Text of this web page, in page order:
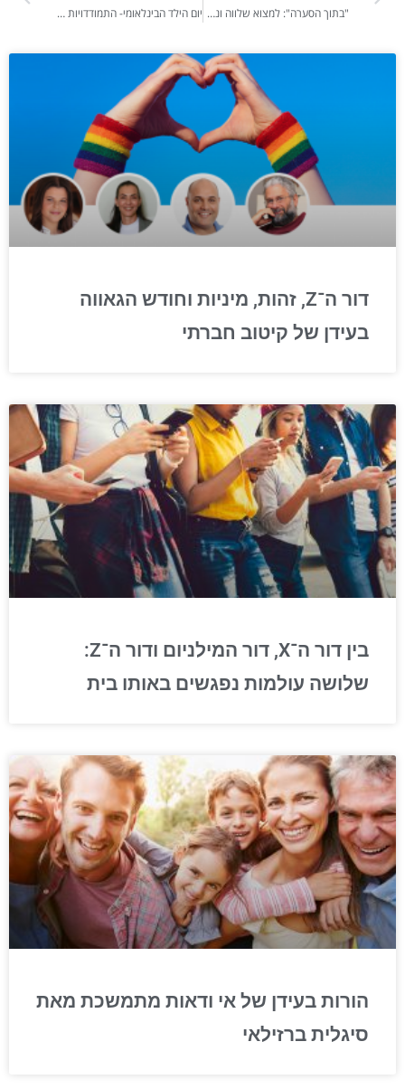
"בתוך הסערה": למצוא שלווה ונשימה בחגים ובשנה החדשה בצל האובדן והשכול מאת: דב מידן יום הילד הבינלאומי- התמודדויות דור האלפא ילידי 2010-2024
דור ה־Z, זהות, מיניות וחודש הגאווה
בעידן של קיטוב חברתי
בין דור ה־X, דור המילניום ודור ה־Z:
שלושה עולמות נפגשים באותו בית
הורות בעידן של אי ודאות מתמשכת מאת
סיגלית ברזילאי